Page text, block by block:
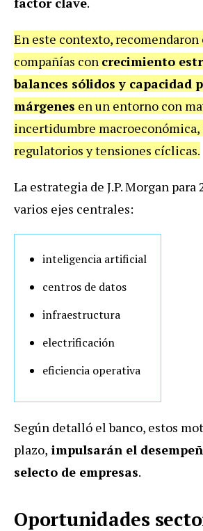
En este contexto, recomendaron
compañías con crecimiento
balances sólidos y capacidad
márgenes en un entorno con
incertidumbre macroeconómica,
regulatorios y tensiones cíclicas.
La estrategia de J.P. Morgan para
varios ejes centrales:
inteligencia artificial
centros de datos
infraestructura
electrificación
eficiencia operativa
Según detalló el banco, estos
plazo, impulsarán el
selecto de empresas.
Oportunidades